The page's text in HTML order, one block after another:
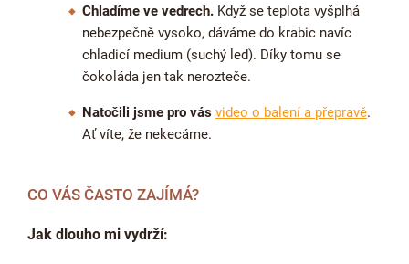
Chladíme ve vedrech. Když se teplota vyšplhá
nebezpečně vysoko, dáváme do krabic navíc
chladicí medium (suchý led). Díky tomu se
čokoláda jen tak nerozteče.
Natočili jsme pro vás video o balení a přepravě.
Ať víte, že nekecáme.
CO VÁS ČASTO ZAJÍMÁ?
Jak dlouho mi vydrží: